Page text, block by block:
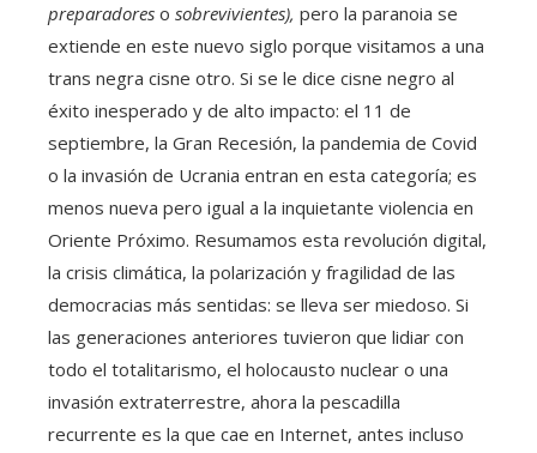
preparadores o sobrevivientes), pero la paranoia se
extiende en este nuevo siglo porque visitamos a una
trans negra cisne otro. Si se le dice cisne negro al
éxito inesperado y de alto impacto: el 11 de
septiembre, la Gran Recesión, la pandemia de Covid
o la invasión de Ucrania entran en esta categoría; es
menos nueva pero igual a la inquietante violencia en
Oriente Próximo. Resumamos esta revolución digital,
la crisis climática, la polarización y fragilidad de las
democracias más sentidas: se lleva ser miedoso. Si
las generaciones anteriores tuvieron que lidiar con
todo el totalitarismo, el holocausto nuclear o una
invasión extraterrestre, ahora la pescadilla
recurrente es la que cae en Internet, antes incluso